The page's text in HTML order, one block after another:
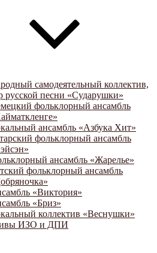
самодеятельный коллектив,
русской песни «Сударушки»
фольклорный ансамбль
ансамбль «Азбука Хит»
фольклорный ансамбль
ансамбль «Жарелье»
фольклорный ансамбль
«Виктория»
«Бриз»
коллектив «Веснушки»
ИЗО и ДПИ